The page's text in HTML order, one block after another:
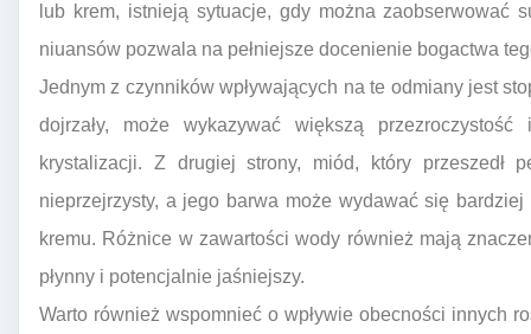
lub krem, istnieją sytuacje, gdy można zaobserwować
niuansów pozwala na pełniejsze docenienie bogactwa
Jednym z czynników wpływających na te odmiany jest
dojrzały, może wykazywać większą
krystalizacji. Z drugiej strony, miód, który przeszedł
nieprzejrzysty, a jego barwa może wydawać się
kremu. Różnice w zawartości wody również mają
płynny i potencjalnie jaśniejszy.
Warto również wspomnieć o wpływie obecności innych